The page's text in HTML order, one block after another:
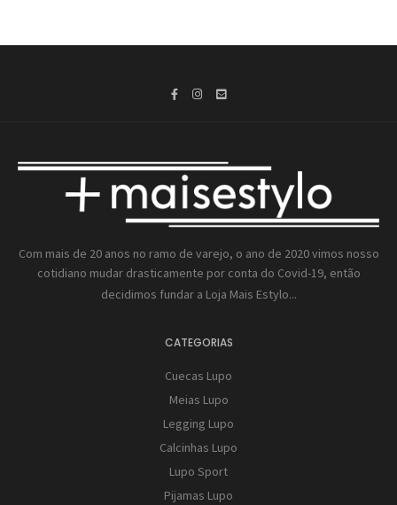
Com mais de 20 anos no ramo de varejo, o ano de 2020 vimos nosso
cotidiano mudar drasticamente por conta do Covid-19, então
decidimos fundar a Loja Mais Estylo...
CATEGORIAS
Cuecas Lupo
Meias Lupo
Legging Lupo
Calcinhas Lupo
Lupo Sport
Pijamas Lupo